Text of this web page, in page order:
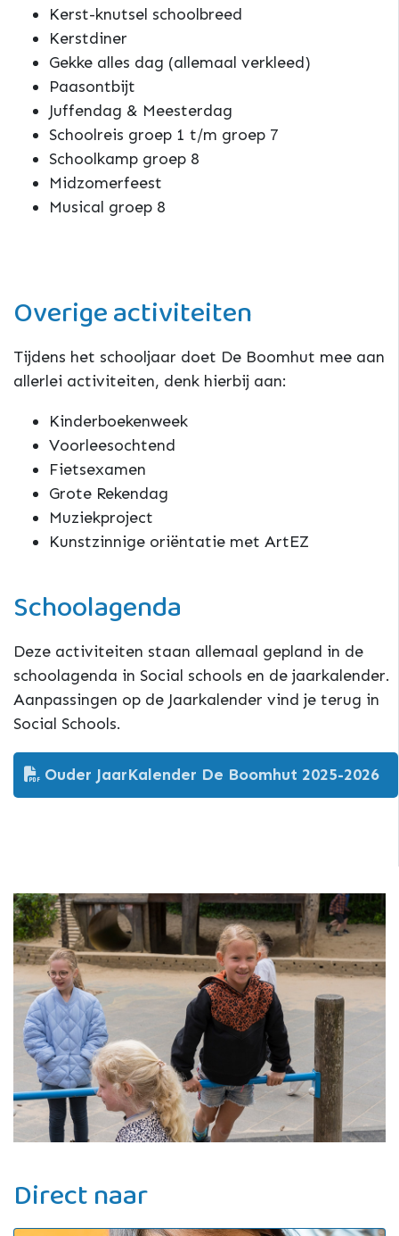
Kerst-knutsel schoolbreed
Kerstdiner
Gekke alles dag (allemaal verkleed)
Paasontbijt
Juffendag & Meesterdag
Schoolreis groep 1 t/m groep 7
Schoolkamp groep 8
Midzomerfeest
Musical groep 8
Overige activiteiten
Tijdens het schooljaar doet De Boomhut mee aan
allerlei activiteiten, denk hierbij aan:
Kinderboekenweek
Voorleesochtend
Fietsexamen
Grote Rekendag
Muziekproject
Kunstzinnige oriëntatie met ArtEZ
Schoolagenda
Deze activiteiten staan allemaal gepland in de
schoolagenda in Social schools en de jaarkalender.
Aanpassingen op de Jaarkalender vind je terug in
Social Schools.
Ouder JaarKalender De Boomhut 2025-2026
Direct naar